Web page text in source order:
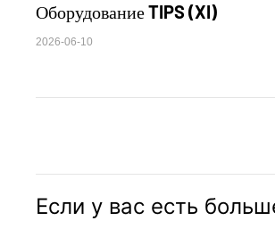
Оборудование TIPS (XI)
2026-06-10
Если у вас есть